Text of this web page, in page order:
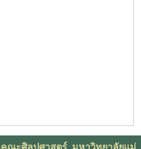
ณะศิลปศาสตร์ มหาวิทยาลัยเเม่